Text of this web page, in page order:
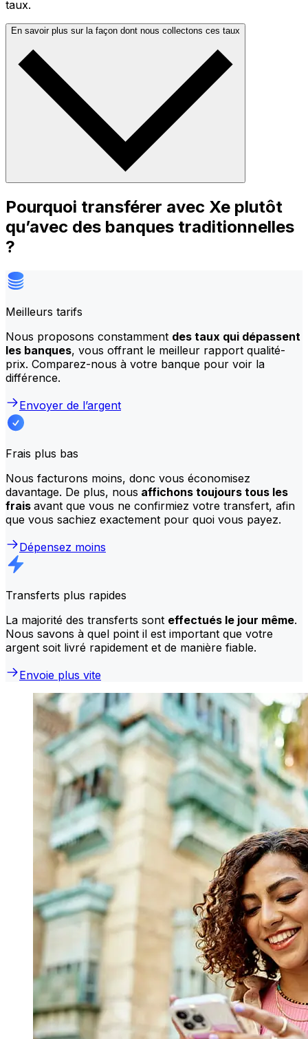
taux.
En savoir plus sur la façon dont nous collectons ces taux
Pourquoi transférer avec Xe plutôt
qu’avec des banques traditionnelles
?
Meilleurs tarifs
Nous proposons constamment des taux qui dépassent
les banques, vous offrant le meilleur rapport qualité-
prix. Comparez-nous à votre banque pour voir la
différence.
Envoyer de l’argent
Frais plus bas
Nous facturons moins, donc vous économisez
davantage. De plus, nous affichons toujours tous les
frais avant que vous ne confirmiez votre transfert, afin
que vous sachiez exactement pour quoi vous payez.
Dépensez moins
Transferts plus rapides
La majorité des transferts sont effectués le jour même.
Nous savons à quel point il est important que votre
argent soit livré rapidement et de manière fiable.
Envoie plus vite